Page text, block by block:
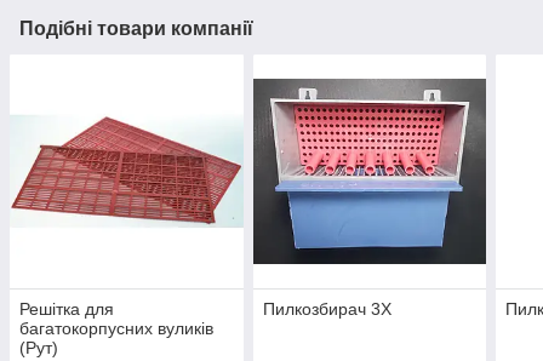
Подібні товари компанії
Решітка для
багатокорпусних вуликів
(Рут)
Пилкозбирач 3Х